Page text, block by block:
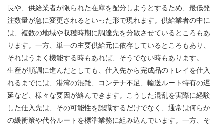
長や、供給業者が限られた在庫を配分しようとするため、最低発
注数量が急に変更されるといった形で現れます。供給業者の中に
は、複数の地域や収穫時期に調達先を分散させているところもあ
ります。一方、単一の主要供給元に依存しているところもあり、
それはうまく機能する時もあれば、そうでない時もあります。
生産が順調に進んだとしても、仕入先から完成品のトレイを仕入
れるまでには、港湾の混雑、コンテナ不足、輸送ルート特有の遅
延など、様々な要因が絡んできます。こうした混乱を実際に経験
した仕入先は、その可能性を認識するだけでなく、通常は何らか
の緩衝策や代替ルートを標準業務に組み込んでいます。一方、そ